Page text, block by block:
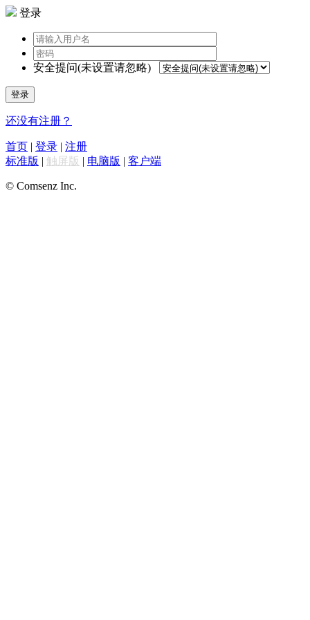
登录
安全提问(未设置请忽略)
登录
还没有注册？
首页 | 登录 | 注册
标准版 | 触屏版 | 电脑版 | 客户端
© Comsenz Inc.